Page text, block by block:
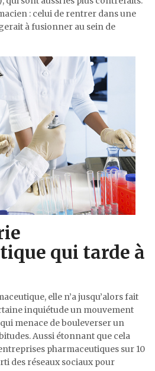
: celui de rentrer dans une
à fusionner au sein de
qui tarde à
elle n’a jusqu’alors fait
inquiétude un mouvement
menace de bouleverser un
Aussi étonnant que cela
pharmaceutiques sur 10
des réseaux sociaux pour